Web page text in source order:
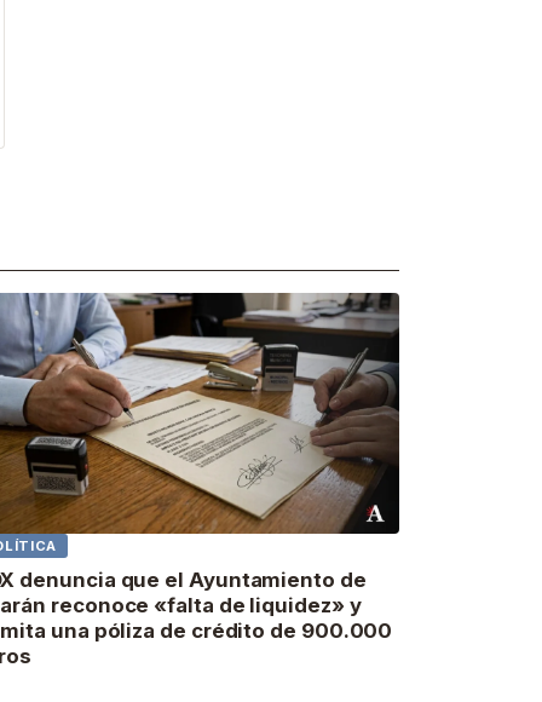
denuncia que el Ayuntamiento de
reconoce «falta de liquidez» y
una póliza de crédito de 900.000